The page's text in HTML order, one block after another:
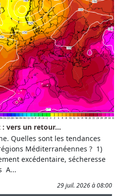
vers un retour...
Quelles sont les tendances
Méditerranéennes ? 1)
excédentaire, sécheresse
A...
29 juil. 2026 à 08:00